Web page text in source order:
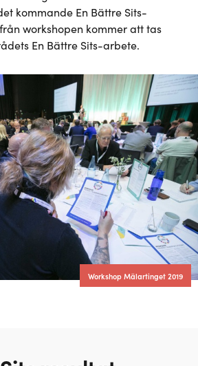
kommande En Bättre Sits-
workshopen kommer att tas
En Bättre Sits-arbete.
Workshop Mälartinget 2019